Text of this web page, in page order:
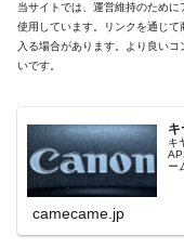
当サイトでは、運営維持のため
使用しています。リンクを通じ
入る場合があります。より良い
いです。
キ
キ
ー
camecame.jp